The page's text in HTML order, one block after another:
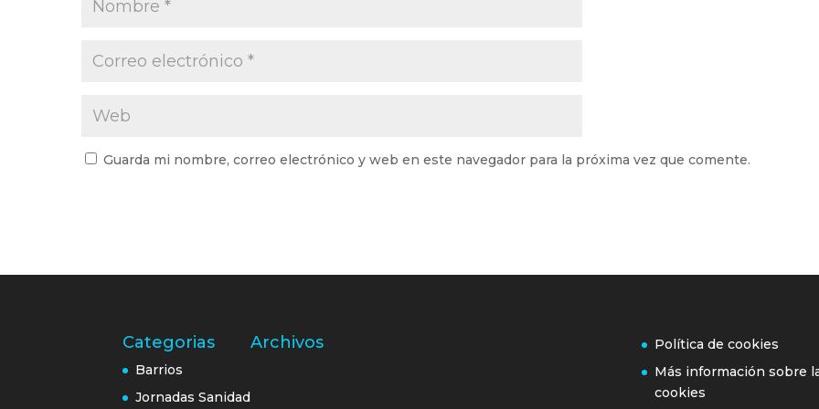
Guarda mi nombre, correo electrónico y web en este navegador para la próxima vez que comente.
Categorias
Barrios
Jornadas Sanidad
Archivos
Política de cookies
Más información sobre
cookies